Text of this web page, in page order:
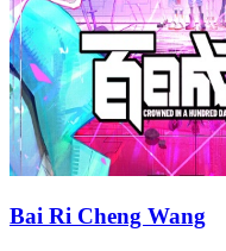
Bai Ri Cheng Wang